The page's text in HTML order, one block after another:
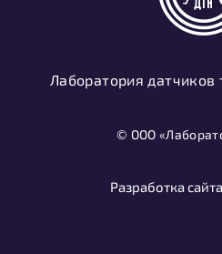
Лаборатория
© ООО
Разработка